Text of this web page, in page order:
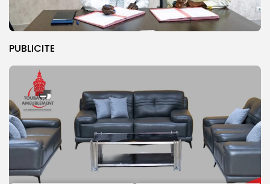
PUBLICITE